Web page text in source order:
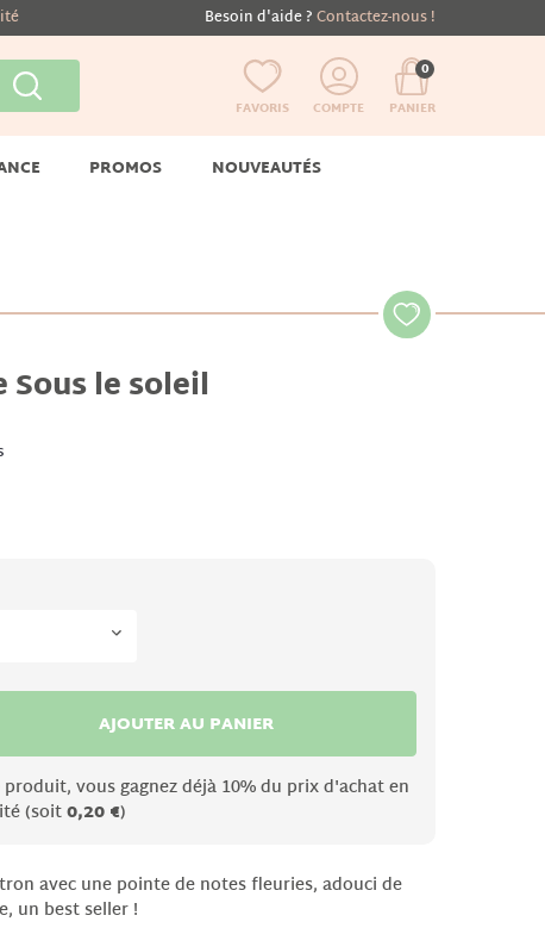
Besoin d'aide ?Contactez-nous !
FAVORIS COMPTE PANIER
0
PROMOS NOUVEAUTÉS
Sous le soleil
AJOUTER AU PANIER
produit, vous gagnez déjà 10% du prix d'achat en
(soit0,20 €)
avec une pointe de notes fleuries, adouci de
un best seller !